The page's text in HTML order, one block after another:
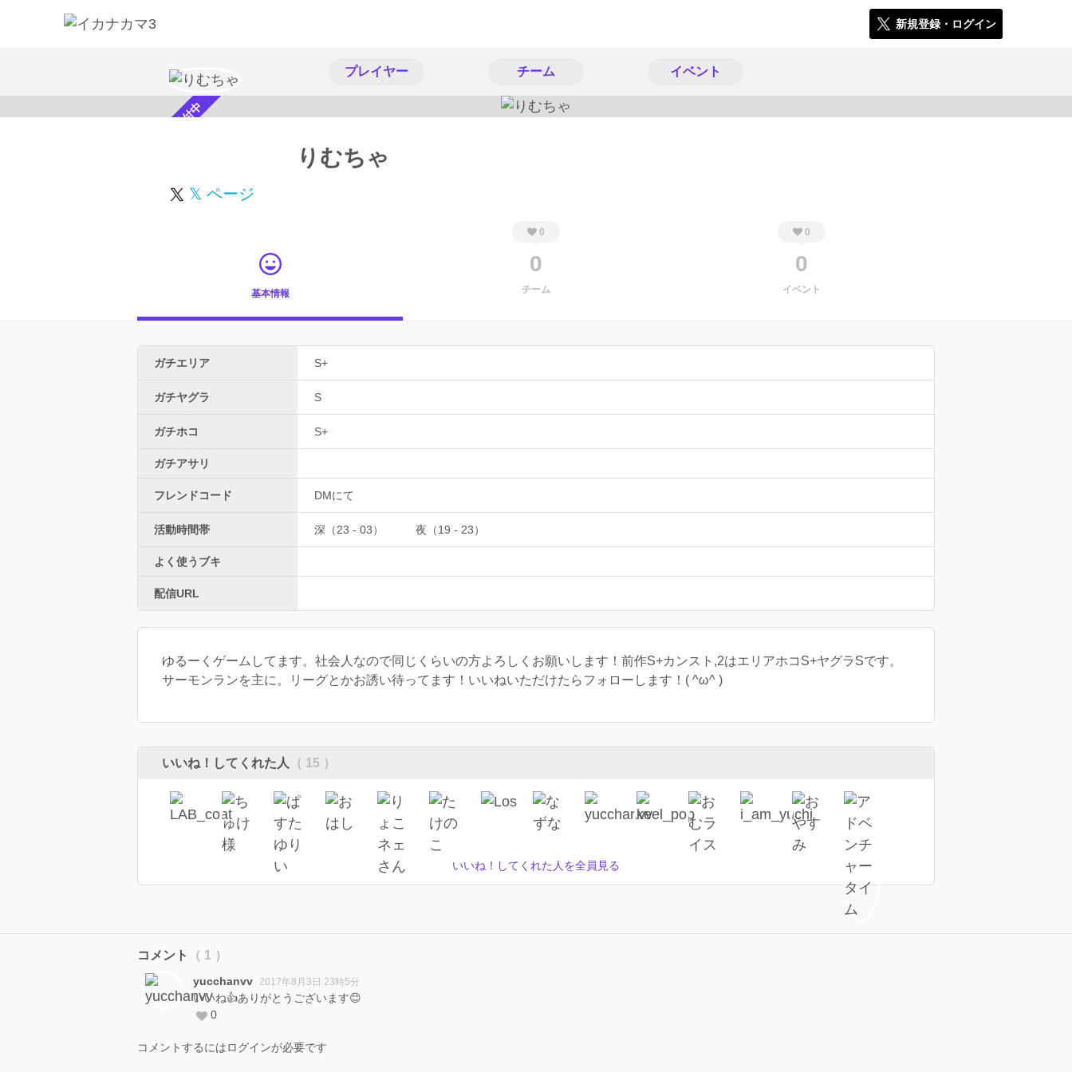
新規登録・ログイン
プレイヤー チーム イベント
スカウト受付中 りむちゃ
𝕏 ページ
基本情報
0
0
チーム
0
0
イベント
ガチエリア S+
ガチヤグラ S
ガチホコ S+
ガチアサリ
フレンドコード DMにて
活動時間帯 深（23 - 03） 夜（19 - 23）
よく使うブキ
配信URL
ゆるーくゲームしてます。社会人なので同じくらいの方よろしくお願いします！前作S+カンスト,2はエリアホコS+ヤグラSです。
サーモンランを主に。リーグとかお誘い待ってます！いいねいただけたらフォローします！( ^ω^ )
いいね！してくれた人 （ 15 ）
いいね！してくれた人を全員見る
コメント （ 1 ）
yucchanvv 2017年8月3日 23時5分
いいね👍ありがとうございます😊
0
コメントするにはログインが必要です